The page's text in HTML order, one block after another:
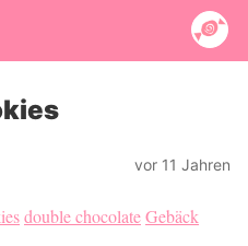
vor 11 Jahren
double chocolateGebäck